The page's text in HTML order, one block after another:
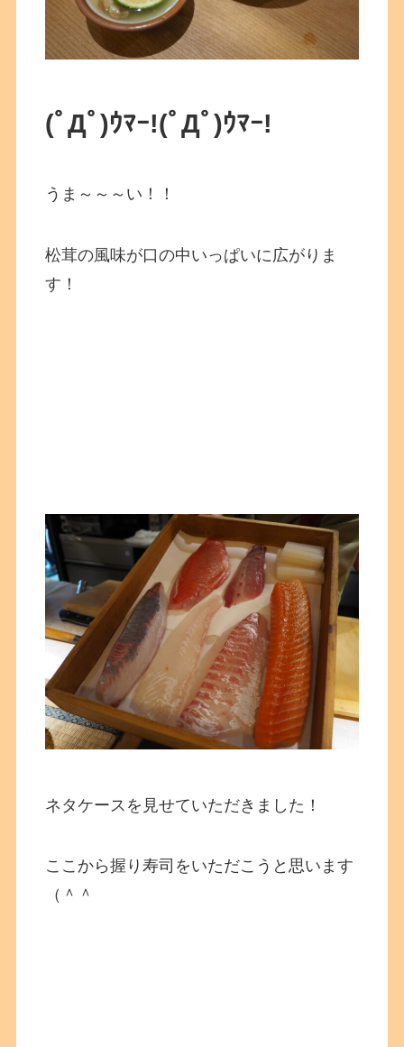
(ﾟДﾟ)ｳﾏｰ!(ﾟДﾟ)ｳﾏｰ!
うま～～～い！！
松茸の風味が口の中いっぱいに広がりま
す！
ネタケースを見せていただきました！
ここから握り寿司をいただこうと思います
（＾＾